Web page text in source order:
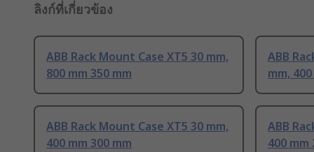
ลิงก์ที่เกี่ยวข้อง
ABB Rack Mount Case XT5 30 mm,
800 mm 350 mm
ABB
mm,
ABB Rack Mount Case XT5 30 mm,
400 mm 300 mm
ABB
400 mm